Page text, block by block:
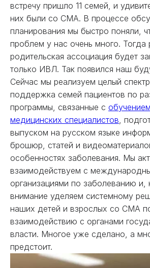
встречу пришло 11 семей, и
них были со СМА. В процессе
планирования мы быстро поняли,
проблем у нас очень много. Тогда
родительская ассоциация будет
только ИВЛ. Так появился наш
Сейчас мы реализуем целый
поддержка семей пациентов по
программы, связанные с
медицинских специалистов,
выпуском на русском языке
брошюр, статей и
особенностях заболевания. Мы
взаимодействуем с
организациями по заболеванию
внимание уделяем системному
наших детей и взрослых со СМА
взаимодействию с органами
власти. Многое уже сделано, а
предстоит.